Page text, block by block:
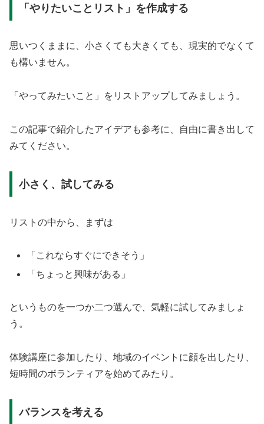
「やりたいことリスト」を作成する
思いつくままに、小さくても大きくても、現実的でなくて
も構いません。
「やってみたいこと」をリストアップしてみましょう。
この記事で紹介したアイデアも参考に、自由に書き出して
みてください。
小さく、試してみる
リストの中から、まずは
「これならすぐにできそう」
「ちょっと興味がある」
というものを一つか二つ選んで、気軽に試してみましょ
う。
体験講座に参加したり、地域のイベントに顔を出したり、
短時間のボランティアを始めてみたり。
バランスを考える